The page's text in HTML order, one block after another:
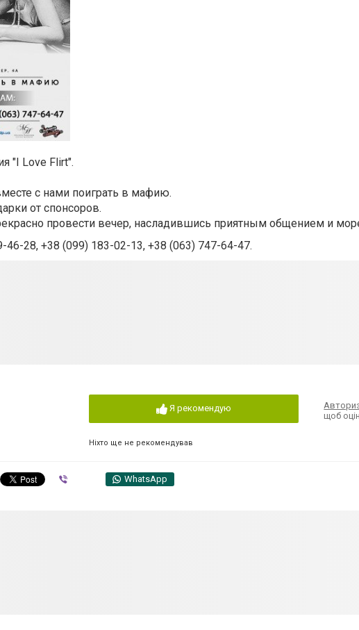
"I Love Flirt".
с нами поиграть в мафию.
от спонсоров.
провести вечер, насладившись приятным общением и
46-28, +38 (099) 183-02-13, +38 (063) 747-64-47.
Я рекомендую
Ніхто ще не рекомендував
щоб
WhatsApp